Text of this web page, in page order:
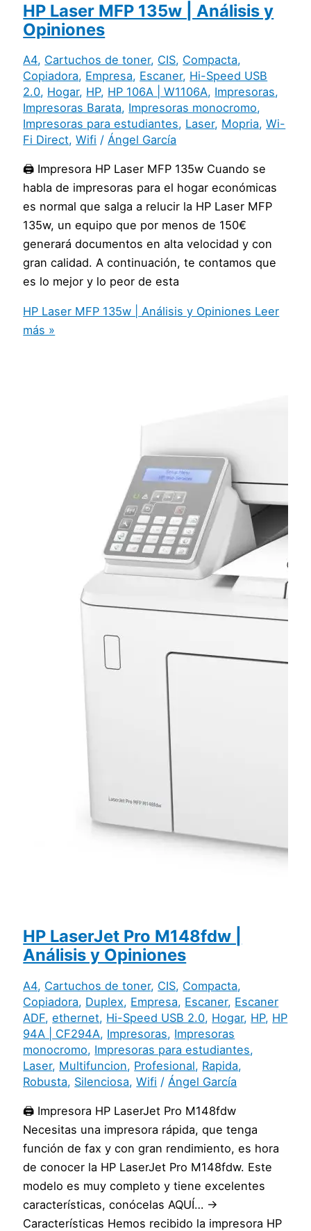
HP Laser MFP 135w | Análisis y
Opiniones
A4, Cartuchos de toner, CIS, Compacta,
Copiadora, Empresa, Escaner, Hi-Speed USB
2.0, Hogar, HP, HP 106A | W1106A, Impresoras,
Impresoras Barata, Impresoras monocromo,
Impresoras para estudiantes, Laser, Mopria,Wi-
Fi Direct,Wifi /Ángel García
🖨️ Impresora HP Laser MFP 135w Cuando se
habla de impresoras para el hogar económicas
es normal que salga a relucir la HP Laser MFP
135w, un equipo que por menos de 150€
generará documentos en alta velocidad y con
gran calidad. A continuación, te contamos que
es lo mejor y lo peor de esta
HP Laser MFP 135w | Análisis y Opiniones Leer
más »
HP LaserJet Pro M148fdw |
Análisis y Opiniones
A4, Cartuchos de toner, CIS, Compacta,
Copiadora, Duplex, Empresa, Escaner, Escaner
ADF,ethernet, Hi-Speed USB 2.0, Hogar, HP, HP
94A | CF294A, Impresoras, Impresoras
monocromo, Impresoras para estudiantes,
Laser, Multifuncion, Profesional, Rapida,
Robusta, Silenciosa,Wifi /Ángel García
🖨️ Impresora HP LaserJet Pro M148fdw
Necesitas una impresora rápida, que tenga
función de fax y con gran rendimiento, es hora
de conocer la HP LaserJet Pro M148fdw. Este
modelo es muy completo y tiene excelentes
características, conócelas AQUÍ… →
Características Hemos recibido la impresora HP